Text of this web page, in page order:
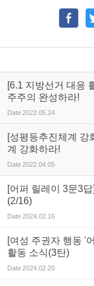
[6.1 지방선거 대응
주주의 완성하라!
Date2022.05.24
[성평등추진체계 강
계 강화하라!
Date2022.04.05
[어퍼 릴레이 3문3
(2/16)
Date2024.02.16
[여성 주권자 행동 '
활동 소식(3탄)
Date2024.02.20